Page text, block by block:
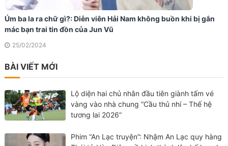
Úm ba la ra chữ gì?: Diễn viên Hải Nam không buồn khi bị gắn
mác bạn trai tin đồn của Jun Vũ
25/02/2024
BÀI VIẾT MỚI
Lộ diện hai chủ nhân đầu tiên giành tấm vé
vàng vào nhà chung “Cầu thủ nhí – Thế hệ
tương lai 2026”
Phim “An Lạc truyện”: Nhậm An Lạc quy hàng